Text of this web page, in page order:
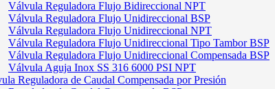
Válvula Reguladora Flujo Bidireccional NPT
Válvula Reguladora Flujo Unidireccional BSP
Válvula Reguladora Flujo Unidireccional NPT
Válvula Reguladora Flujo Unidireccional Tipo Tambor BSP
Válvula Reguladora Flujo Unidireccional Compensada BSP
Válvula Aguja Inox SS 316 6000 PSI NPT
Reguladora de Caudal Compensada por Presión